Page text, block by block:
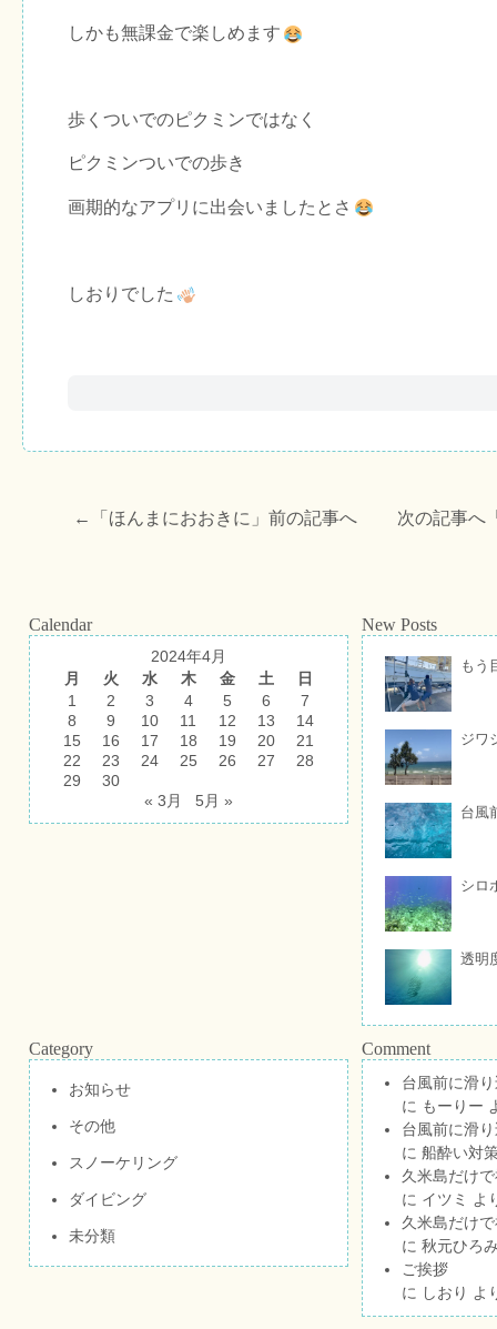
しかも無課金で楽しめます
歩くついでのピクミンではなく
ピクミンついでの歩き
画期的なアプリに出会いましたとさ
しおりでした
←「 ほんまにおおきに 」前の記事へ 次の記事へ
Calendar
2024年4月
月
火 水 木 金 土
日
1
2 3 4 5 6
7
8
9 10 11 12 13
14
15
16 17 18 19 20
21
22
23 24 25 26 27
28
29
30
« 3月
5月 »
New Posts
もう
ジワ
台風
シロ
透明
Category
お知らせ
その他
スノーケリング
ダイビング
未分類
Comment
台風前に滑
に もーりー
台風前に滑
に 船酔い対
久米島だけ
に イツミ
よ
久米島だけ
に 秋元ひろ
ご挨拶
に しおり よ